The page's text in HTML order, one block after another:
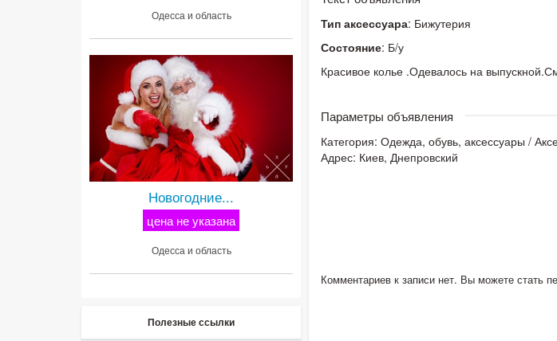
Тип аксессуара: Бижутерия
Состояние: Б/у
Красивое колье .Одевалось на
Параметры объявления
Категория: Одежда, обувь, аксессуары /
Адрес: Киев, Днепровский
Комментариев к записи нет. Вы можете стать
Одесса и область
Новогодние...
цена не указана
Одесса и область
Полезные ссылки